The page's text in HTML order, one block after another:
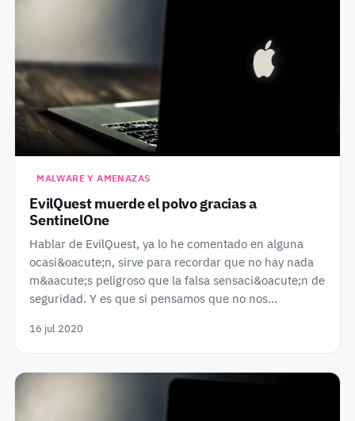
MALWARE Y AMENAZAS
EvilQuest muerde el polvo gracias a
SentinelOne
Hablar de EvilQuest, ya lo he comentado en alguna
ocasi&oacute;n, sirve para recordar que no hay nada
m&aacute;s peligroso que la falsa sensaci&oacute;n de
seguridad. Y es que si pensamos que no nos…
16 jul 2020